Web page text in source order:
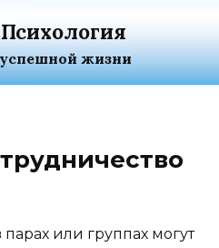
жизни
или группах могут